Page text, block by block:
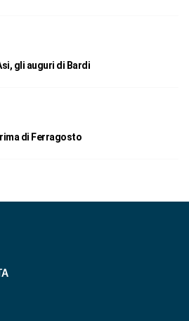
gli auguri di Bardi
di Ferragosto